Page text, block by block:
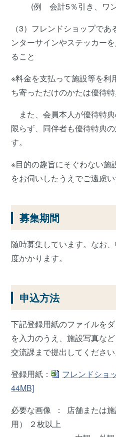
(例 会計5％引き、ワン
（3）フレンドショップで
ンターサインやステッカー
ること
※料金を支払って施設等を利
ち寄っただけのかたは優待
また、会員本人が優待特
限らず、同伴者も優待特典
す。
※目的の趣旨にそぐわない施
をお伺いしたうえでご遠慮
募集期間
随時募集しています。なお
度かかります。
申込方法
下記登録用紙のファイルを
を入力のうえ、施設写真な
交流課まで提出してください
登録用紙：
フレンドショ
44MB]
必要な画像 ： 店舗または
用） ２枚以上